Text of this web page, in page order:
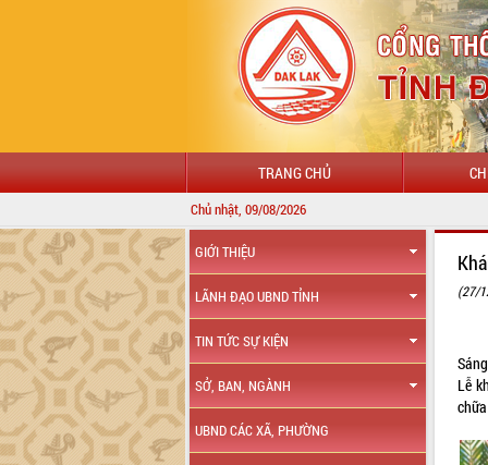
TRANG CHỦ
Chủ nhật, 09/08/2026
GIỚI THIỆU
LÃNH ĐẠO UBND TỈNH
TIN TỨC SỰ KIỆN
SỞ, BAN, NGÀNH
UBND CÁC XÃ, PHƯỜNG
(27/
Lễ